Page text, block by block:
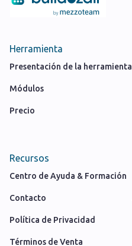
Herramienta
Presentación de la herramienta
Módulos
Precio
Recursos
Centro de Ayuda & Formación
Contacto
Política de Privacidad
Términos de Venta